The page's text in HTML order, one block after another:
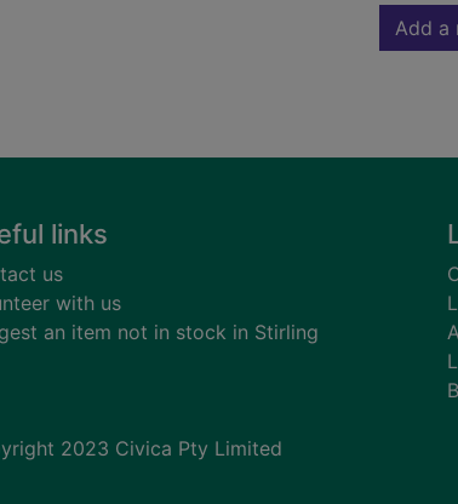
Add a
links
us
with us
an item not in stock in Stirling
2023 Civica Pty Limited